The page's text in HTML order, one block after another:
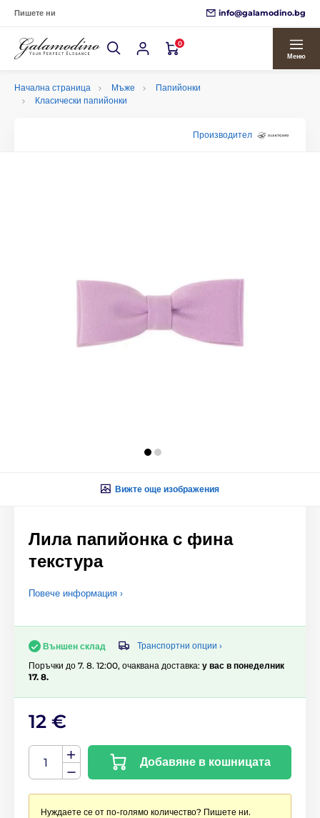
Пишете ни info@galamodino.bg
0
Меню
Начална страница Мъже
Папийонки
Класически папийонки
Производител
Вижте още изображения
Лила папийонка с фина
текстура
Повече информация ›
Външен склад
Транспортни опции ›
Поръчки до 7. 8. 12:00, очаквана доставка: у вас в понеделник
17. 8.
12 €
Добавяне в кошницата
Нуждаете се от по-голямо количество? Пишете ни.